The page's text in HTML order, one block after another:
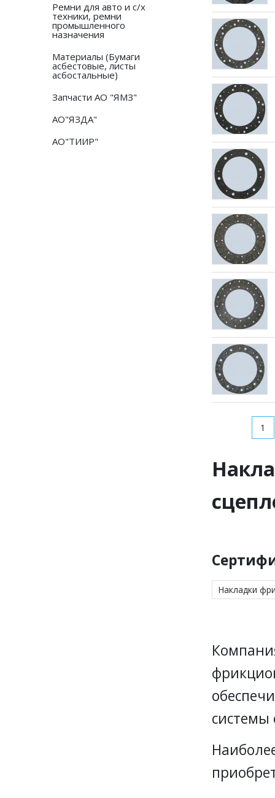
Ремни для авто и с/х
техники, ремни
промышленного
назначения
Материалы (Бумаги
асбестовые, листы
асбостальные)
Запчасти АО "ЯМЗ"
АО"ЯЗДА"
АО"ТИИР"
1
Накладки
системы